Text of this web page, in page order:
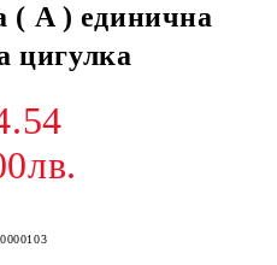
( A ) единична
цигулка
0000103